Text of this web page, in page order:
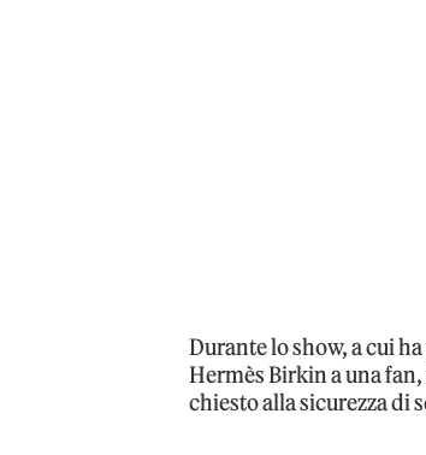
Durante lo show, a cui
Hermès Birkin a una
chiesto alla sicurezza di